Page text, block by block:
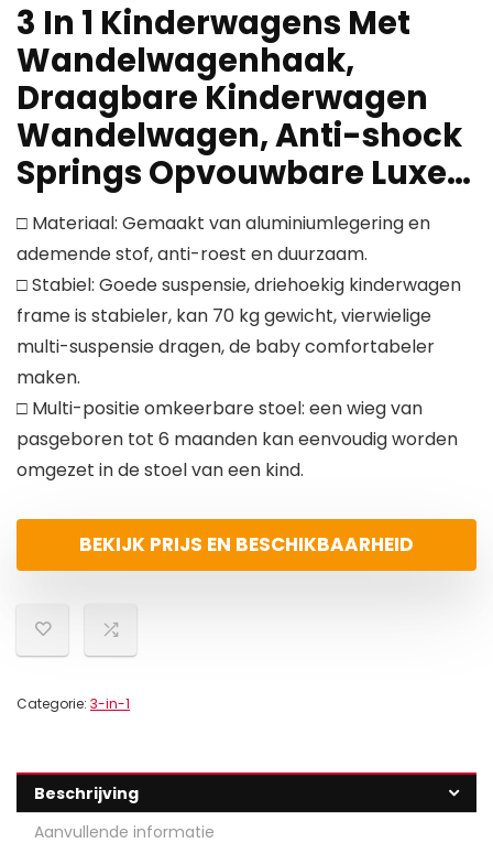
3 In 1 Kinderwagens Met
Wandelwagenhaak,
Draagbare Kinderwagen
Wandelwagen, Anti-shock
Springs Opvouwbare Luxe…
□ Materiaal: Gemaakt van aluminiumlegering en
ademende stof, anti-roest en duurzaam.
□ Stabiel: Goede suspensie, driehoekig kinderwagen
frame is stabieler, kan 70 kg gewicht, vierwielige
multi-suspensie dragen, de baby comfortabeler
maken.
□ Multi-positie omkeerbare stoel: een wieg van
pasgeboren tot 6 maanden kan eenvoudig worden
omgezet in de stoel van een kind.
BEKIJK PRIJS EN BESCHIKBAARHEID
Categorie: 3-in-1
Beschrijving
Aanvullende informatie